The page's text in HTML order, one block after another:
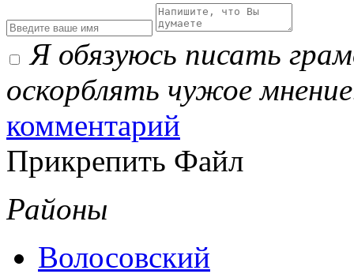
Я обязуюсь писать
оскорблять чужое
комментарий
Прикрепить Файл
Районы
Волосовский